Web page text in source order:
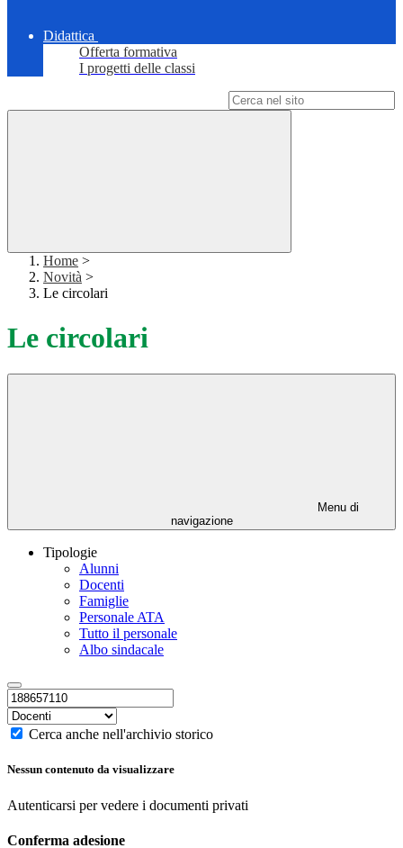
Didattica
Offerta formativa
I progetti delle classi
Home >
Novità >
Le circolari
Le circolari
Menu di
navigazione
Tipologie
Alunni
Docenti
Famiglie
Personale ATA
Tutto il personale
Albo sindacale
Cerca anche nell'archivio storico
Nessun contenuto da visualizzare
Autenticarsi per vedere i documenti privati
Conferma adesione